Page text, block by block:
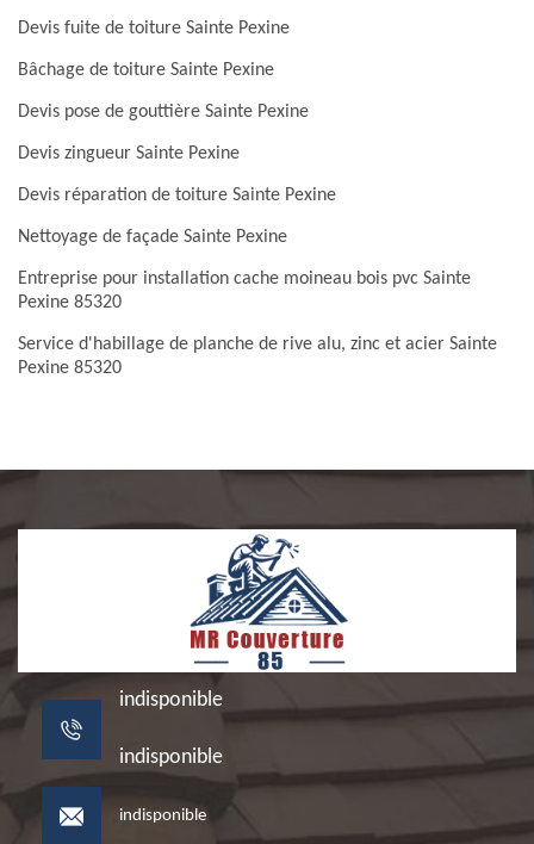
Devis fuite de toiture Sainte Pexine
Bâchage de toiture Sainte Pexine
Devis pose de gouttière Sainte Pexine
Devis zingueur Sainte Pexine
Devis réparation de toiture Sainte Pexine
Nettoyage de façade Sainte Pexine
Entreprise pour installation cache moineau bois pvc Sainte
Pexine 85320
Service d'habillage de planche de rive alu, zinc et acier Sainte
Pexine 85320
indisponible
indisponible
indisponible